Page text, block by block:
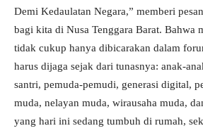
Demi Kedaulatan Negara,” memberi
bagi kita di Nusa Tenggara Barat. Bahwa
tidak cukup hanya dibicarakan dalam
harus dijaga sejak dari tunasnya: anak-
santri, pemuda-pemudi, generasi digital,
muda, nelayan muda, wirausaha muda,
yang hari ini sedang tumbuh di rumah,